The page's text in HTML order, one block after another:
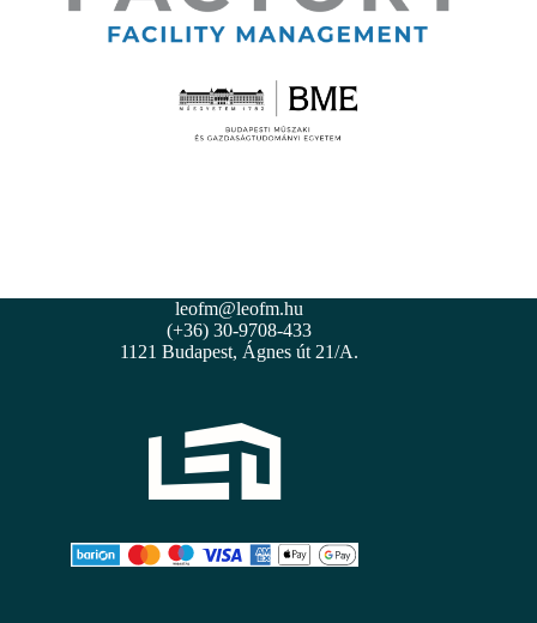
leofm@leofm.hu
(+36) 30-9708-433
1121 Budapest, Ágnes út 21/A.